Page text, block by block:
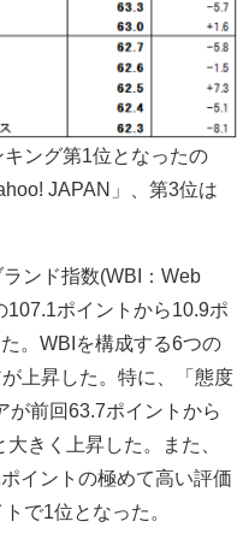
ング第1位となったの
JAPAN」、第3位は
ンド指数(WBI：Web
107.1ポイントから10.9ポ
。WBIを構成する6つの
上昇した。特に、「態度
が前回63.7ポイントから
きく上昇した。また、
イントの極めて高い評価
で1位となった。